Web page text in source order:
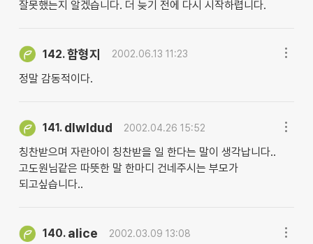
잘못했는지 알겠습니다. 더 늦기 전에 다시 시작하렵니다.
142.함형지 2002.06.13 11:23
정말 감동적이다.
141. dlwldud 2002.04.26 15:52
칭찬받으며 자란아이 칭찬받을 일 한다는 말이 생각납니다..
고도원님같은 따뜻한 말 한마디 건네주시는 부모가
되고싶습니다..
140. alice 2002.03.09 13:08